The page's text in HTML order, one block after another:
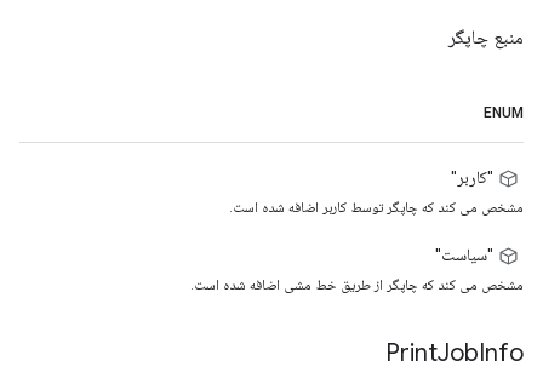
منبع چاپگر
ENUM
"کاربر"
مشخص می کند که چاپگر توسط کاربر اضافه شده است.
"سیاست"
مشخص می کند که چاپگر از طریق خط مشی اضافه شده است.
PrintJobInfo